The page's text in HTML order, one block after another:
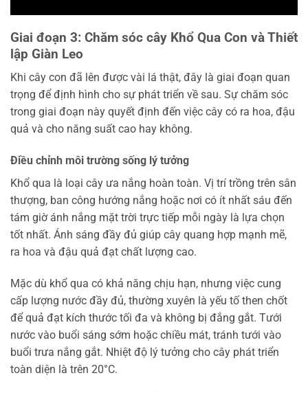
Giai đoạn 3: Chăm sóc cây Khổ Qua Con và Thiết
lập Giàn Leo
Khi cây con đã lên được vài lá thật, đây là giai đoạn quan
trọng để định hình cho sự phát triển về sau. Sự chăm sóc
trong giai đoạn này quyết định đến việc cây có ra hoa, đậu
quả và cho năng suất cao hay không.
Điều chỉnh môi trường sống lý tưởng
Khổ qua là loại cây ưa nắng hoàn toàn. Vị trí trồng trên sân
thượng, ban công hướng nắng hoặc nơi có ít nhất sáu đến
tám giờ ánh nắng mặt trời trực tiếp mỗi ngày là lựa chọn
tốt nhất. Ánh sáng đầy đủ giúp cây quang hợp mạnh mẽ,
ra hoa và đậu quả đạt chất lượng cao.
Mặc dù khổ qua có khả năng chịu hạn, nhưng việc cung
cấp lượng nước đầy đủ, thường xuyên là yếu tố then chốt
để quả đạt kích thước tối đa và không bị đắng gắt. Tưới
nước vào buổi sáng sớm hoặc chiều mát, tránh tưới vào
buổi trưa nắng gắt. Nhiệt độ lý tưởng cho cây phát triển
toàn diện là trên 20°C.